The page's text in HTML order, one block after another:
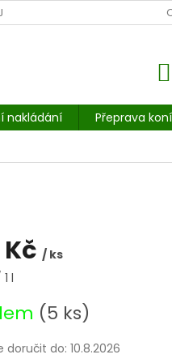
MÍSTO: BALÍKOVNA, PPL, GLS,
nakládání Přeprava koní
/ ks
l
(5 ks)
doručit do: 10.8.2026